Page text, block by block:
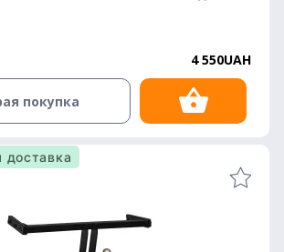
4 550UAH
покупка
доставка